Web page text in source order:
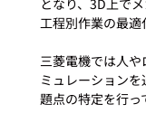
となり、3D上で
工程別作業の最適
三菱電機では人
ミュレーション